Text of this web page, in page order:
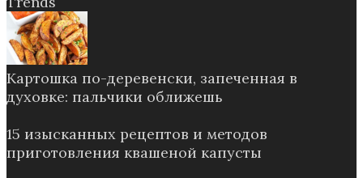
Картошка по-деревенски, запеченная в
духовке: пальчики оближешь
15 изысканных рецептов и методов
приготовления квашеной капусты